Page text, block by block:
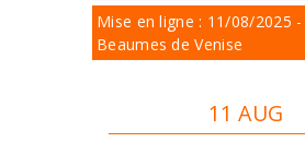
Mise en ligne : 11/08/2025
Beaumes de Venise
11 AUG